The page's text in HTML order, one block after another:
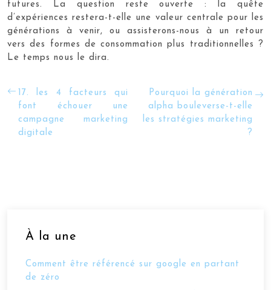
futures. La question reste ouverte : la quête
d’expériences restera-t-elle une valeur centrale pour les
générations à venir, ou assisterons-nous à un retour
vers des formes de consommation plus traditionnelles ?
Le temps nous le dira.
17. les 4 facteurs qui
font échouer une
campagne marketing
digitale
Pourquoi la génération
alpha bouleverse-t-elle
les stratégies marketing
?
À la une
Comment être référencé sur google en partant
de zéro